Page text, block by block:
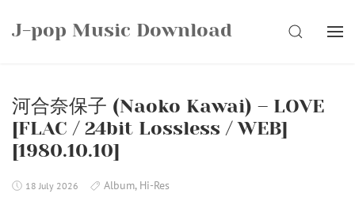
J-pop Music Download SEARCH
河合奈保子 (Naoko Kawai) – LOVE
[FLAC / 24bit Lossless / WEB]
[1980.10.10]
18 July 2026 Album, Hi-Res